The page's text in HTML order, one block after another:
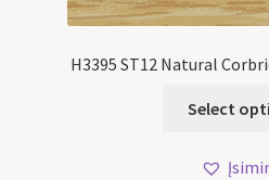
H3395 ST12 Natural
Select